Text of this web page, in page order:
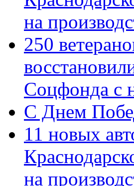
на
250
Соцфонда с
С Днем
11 новых
на